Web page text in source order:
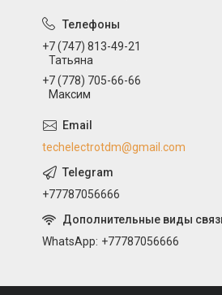
+7 (747) 813-49-21
Татьяна
+7 (778) 705-66-66
Максим
techelectrotdm@gmail.com
+77787056666
WhatsApp +77787056666